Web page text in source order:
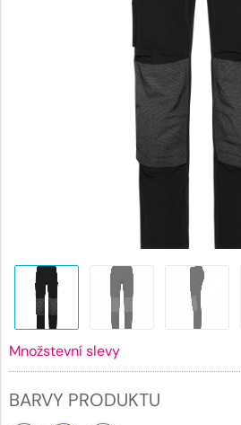
Množstevní slevy
BARVY PRODUKTU